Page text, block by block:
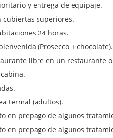
y entrega de equipaje.
cubiertas superiores.
24 horas.
(Prosecco + chocolate).
libre en un restaurante
termal (adultos).
en prepago de algunos
en prepago de algunos